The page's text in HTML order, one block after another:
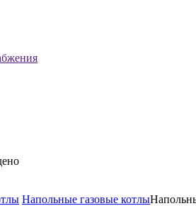
Напольные газовые котлы